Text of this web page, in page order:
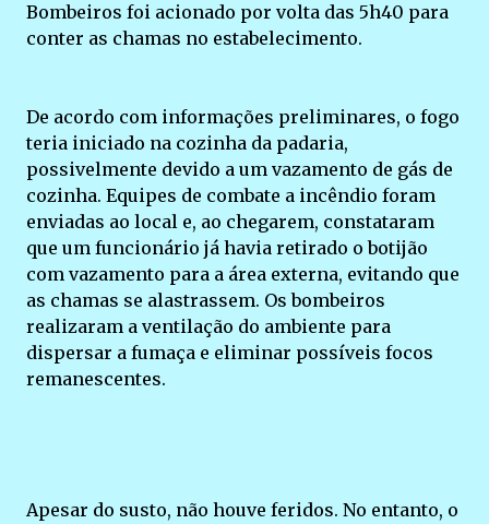
Bombeiros foi acionado por volta das 5h40 para
conter as chamas no estabelecimento.
De acordo com informações preliminares, o fogo
teria iniciado na cozinha da padaria,
possivelmente devido a um vazamento de gás de
cozinha. Equipes de combate a incêndio foram
enviadas ao local e, ao chegarem, constataram
que um funcionário já havia retirado o botijão
com vazamento para a área externa, evitando que
as chamas se alastrassem. Os bombeiros
realizaram a ventilação do ambiente para
dispersar a fumaça e eliminar possíveis focos
remanescentes.
Apesar do susto, não houve feridos. No entanto, o